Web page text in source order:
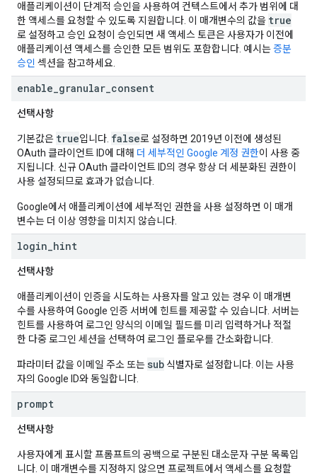
애플리케이션이 단계적 승인을 사용하여 컨텍스트에서 추가 범위에 대
한 액세스를 요청할 수 있도록 지원합니다. 이 매개변수의 값을 true
로 설정하고 승인 요청이 승인되면 새 액세스 토큰은 사용자가 이전에
애플리케이션 액세스를 승인한 모든 범위도 포함합니다. 예시는증분
승인 섹션을 참고하세요.
enable granular consent
선택사항
기본값은 true입니다. false로 설정하면 2019년 이전에 생성된
OAuth 클라이언트 ID에 대해 더 세부적인 Google 계정 권한이 사용 중
지됩니다. 신규 OAuth 클라이언트 ID의 경우 항상 더 세분화된 권한이
사용 설정되므로 효과가 없습니다.
Google에서 애플리케이션에 세부적인 권한을 사용 설정하면 이 매개
변수는 더 이상 영향을 미치지 않습니다.
login hint
선택사항
애플리케이션이 인증을 시도하는 사용자를 알고 있는 경우 이 매개변
수를 사용하여 Google 인증 서버에 힌트를 제공할 수 있습니다. 서버는
힌트를 사용하여 로그인 양식의 이메일 필드를 미리 입력하거나 적절
한 다중 로그인 세션을 선택하여 로그인 플로우를 간소화합니다.
파라미터 값을 이메일 주소 또는 sub 식별자로 설정합니다. 이는 사용
자의 Google ID와 동일합니다.
prompt
선택사항
사용자에게 표시할 프롬프트의 공백으로 구분된 대소문자 구분 목록입
니다. 이 매개변수를 지정하지 않으면 프로젝트에서 액세스를 요청할